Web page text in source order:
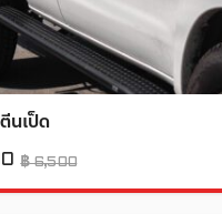
นเป็ด
฿6,500